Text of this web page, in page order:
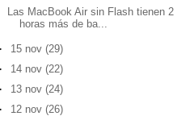
Las MacBook Air sin Flash tienen 2
horas más de ba...
15 nov(29)
14 nov(22)
13 nov(24)
12 nov(26)